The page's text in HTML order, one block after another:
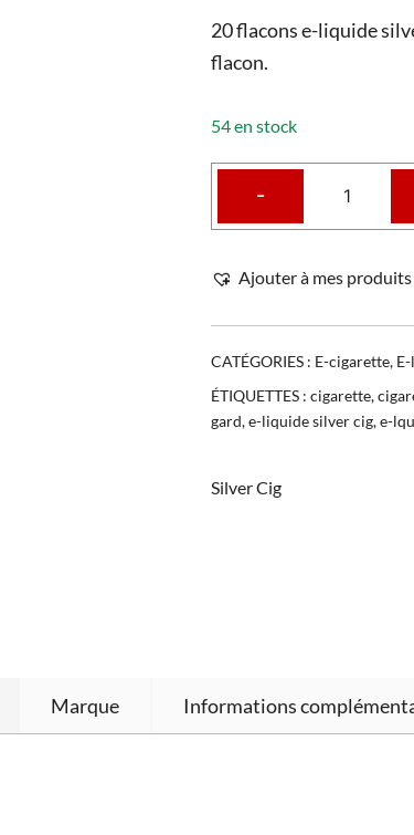
20 flacons e-liquide
flacon.
54 en stock
-
Ajouter à mes
CATÉGORIES : E-cigarette,
ÉTIQUETTES : cigarette,
gard,e-liquide silver cig,e-
Silver Cig
Marque Informations